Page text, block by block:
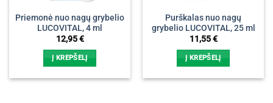
Priemonė nuo nagų grybelio
LUCOVITAL, 4 ml
12,95€
Į KREPŠELĮ
Purškalas nuo nagų
grybelio LUCOVITAL, 25 ml
11,55€
Į KREPŠELĮ